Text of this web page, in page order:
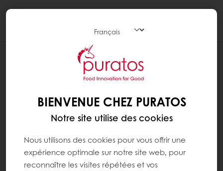
BISCUIT AU GÂTEAU AUX CAROTTES
BIENVENUE CHEZ PURATOS
Notre site utilise des cookies
Nous utilisons des cookies pour vous offrir une
expérience optimale sur notre site web, pour
reconnaître les visites répétées et vos